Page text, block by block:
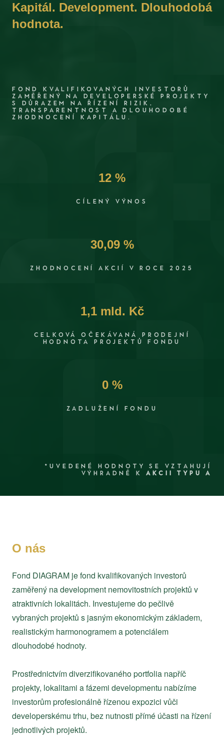
Kapitál. Development. Dlouhodobá
hodnota.
FOND KVALIFIKOVANÝCH INVESTORŮ
ZAMĚŘENÝ NA DEVELOPERSKÉ PROJEKTY
S DŮRAZEM NA ŘÍZENÍ RIZIK,
TRANSPARENTNOST A DLOUHODOBÉ
ZHODNOCENÍ KAPITÁLU.
12 %
CÍLENÝ VÝNOS
30,09 %
ZHODNOCENÍ AKCIÍ V ROCE 2025
1,1 mld. Kč
CELKOVÁ OČEKÁVANÁ PRODEJNÍ
HODNOTA PROJEKTŮ FONDU
0 %
ZADLUŽENÍ FONDU
*UVEDENÉ HODNOTY SE VZTAHUJÍ
VÝHRADNĚ KAKCII TYPU A
O nás
Fond DIAGRAM je fond kvalifikovaných investorů
zaměřený na development nemovitostních projektů v
atraktivních lokalitách. Investujeme do pečlivě
vybraných projektů s jasným ekonomickým základem,
realistickým harmonogramem a potenciálem
dlouhodobé hodnoty.
Prostřednictvím diverzifikovaného portfolia napříč
projekty, lokalitami a fázemi developmentu nabízíme
investorům profesionálně řízenou expozici vůči
developerskému trhu, bez nutnosti přímé účasti na řízení
jednotlivých projektů.